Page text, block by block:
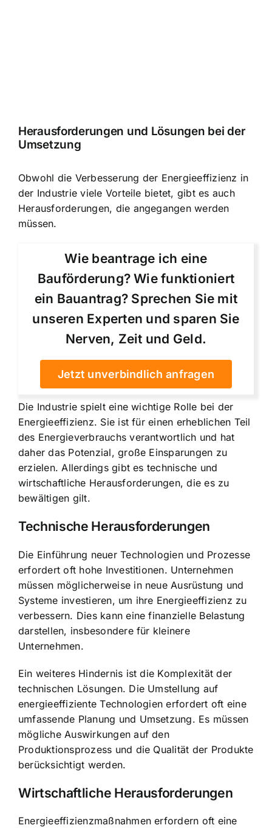
Herausforderungen und Lösungen bei der
Umsetzung
Obwohl die Verbesserung der Energieeffizienz in
der Industrie viele Vorteile bietet, gibt es auch
Herausforderungen, die angegangen werden
müssen.
Wie beantrage ich eine
Bauförderung? Wie funktioniert
ein Bauantrag? Sprechen Sie mit
unseren Experten und sparen Sie
Nerven, Zeit und Geld.
Jetzt unverbindlich anfragen
Die Industrie spielt eine wichtige Rolle bei der
Energieeffizienz. Sie ist für einen erheblichen Teil
des Energieverbrauchs verantwortlich und hat
daher das Potenzial, große Einsparungen zu
erzielen. Allerdings gibt es technische und
wirtschaftliche Herausforderungen, die es zu
bewältigen gilt.
Technische Herausforderungen
Die Einführung neuer Technologien und Prozesse
erfordert oft hohe Investitionen. Unternehmen
müssen möglicherweise in neue Ausrüstung und
Systeme investieren, um ihre Energieeffizienz zu
verbessern. Dies kann eine finanzielle Belastung
darstellen, insbesondere für kleinere
Unternehmen.
Ein weiteres Hindernis ist die Komplexität der
technischen Lösungen. Die Umstellung auf
energieeffiziente Technologien erfordert oft eine
umfassende Planung und Umsetzung. Es müssen
mögliche Auswirkungen auf den
Produktionsprozess und die Qualität der Produkte
berücksichtigt werden.
Wirtschaftliche Herausforderungen
Energieeffizienzmaßnahmen erfordern oft eine